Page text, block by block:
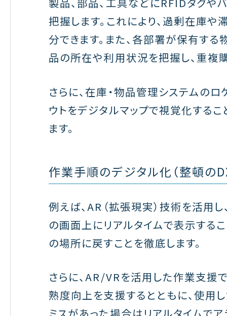
把握します。これにより、過剰在庫
分できます。また、各部署が保有す
品の所在や利用状況を把握し、重複
さらに、在庫・物品管理システムの
ウトをデジタルマップで視覚化する
ます。
作業手順のデジタル化（整頓の
例えば、AR（拡張現実）技術を活用
の画面上にリアルタイムで表示する
の場所に戻すことを徹底します。
さらに、AR/VRを活用した作業支援
熟度向上を支援するとともに、使用